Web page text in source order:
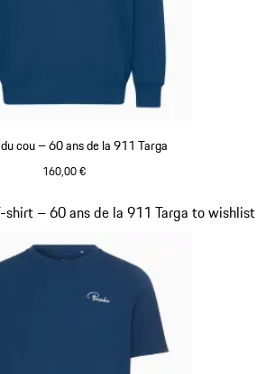
Pull ras du cou – 60 ans de la 911 Targa
160,00 €
shirt – 60 ans de la 911 Targa to wishlist